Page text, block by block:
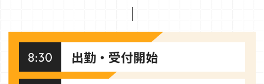
8:30 出勤・受付開始